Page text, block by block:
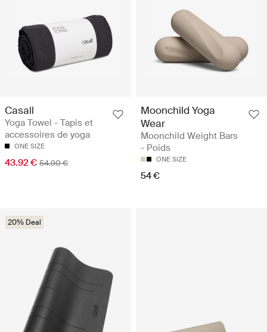
Casall
Yoga Towel - Tapis et
accessoires de yoga
ONE SIZE
43.92 € 54.90 €
Moonchild Yoga
Wear
Moonchild Weight Bars
- Poids
ONE SIZE
54 €
20% Deal